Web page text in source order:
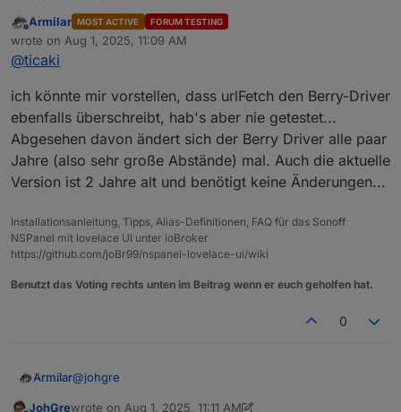
oder kann man auch mit urlFetch updaten?
Offline
Armilar MOST ACTIVE FORUM TESTING
wrote on Aug 1, 2025, 11:09 AM
last edited by
@ticaki
ich könnte mir vorstellen, dass urlFetch den Berry-Driver
ebenfalls überschreibt, hab's aber nie getestet...
Abgesehen davon ändert sich der Berry Driver alle paar
Jahre (also sehr große Abstände) mal. Auch die aktuelle
Version ist 2 Jahre alt und benötigt keine Änderungen...
Installationsanleitung, Tipps, Alias-Definitionen, FAQ für das Sonoff
NSPanel mit lovelace UI unter ioBroker
https://github.com/joBr99/nspanel-lovelace-ui/wiki
Benutzt das Voting rechts unten im Beitrag wenn er euch geholfen hat.
0
Armilar@johgre
JohGrewrote on Aug 1, 2025, 11:11 AM